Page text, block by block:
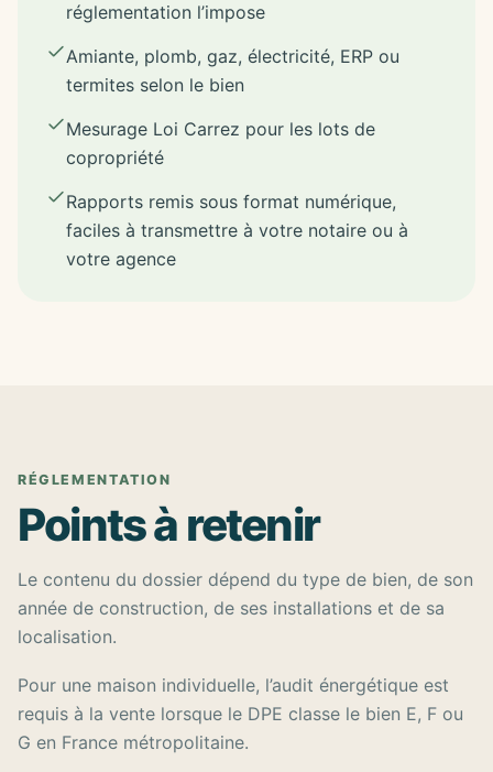
réglementation l’impose
Amiante, plomb, gaz, électricité, ERP ou
termites selon le bien
Mesurage Loi Carrez pour les lots de
copropriété
Rapports remis sous format numérique,
faciles à transmettre à votre notaire ou à
votre agence
RÉGLEMENTATION
Points à retenir
Le contenu du dossier dépend du type de bien, de son
année de construction, de ses installations et de sa
localisation.
Pour une maison individuelle, l’audit énergétique est
requis à la vente lorsque le DPE classe le bien E, F ou
G en France métropolitaine.